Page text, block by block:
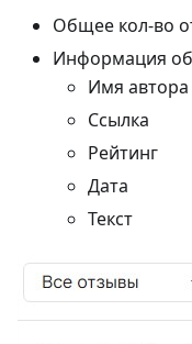
Общее кол-во
Информация
Имя автора
Ссылка
Рейтинг
Дата
Текст